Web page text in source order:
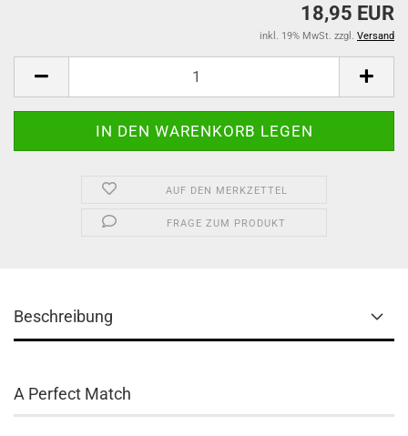
18,95 EUR
inkl. 19% MwSt. zzgl. Versand
AUF DEN MERKZETTEL
FRAGE ZUM PRODUKT
Beschreibung
A Perfect Match